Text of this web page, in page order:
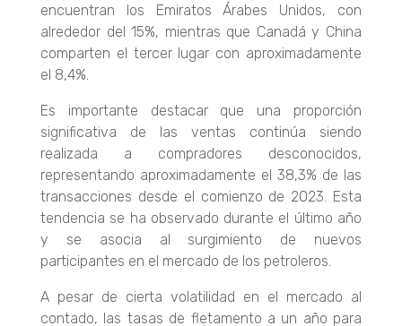
encuentran los Emiratos Árabes Unidos, con
alrededor del 15%, mientras que Canadá y China
comparten el tercer lugar con aproximadamente
el 8,4%.
Es importante destacar que una proporción
significativa de las ventas continúa siendo
realizada a compradores desconocidos,
representando aproximadamente el 38,3% de las
transacciones desde el comienzo de 2023. Esta
tendencia se ha observado durante el último año
y se asocia al surgimiento de nuevos
participantes en el mercado de los petroleros.
A pesar de cierta volatilidad en el mercado al
contado, las tasas de fletamento a un año para